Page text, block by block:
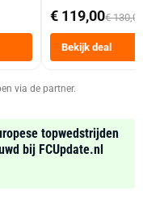
Dubbele Mand 9
Tot 6 Personen
Heteluchtfriteuse
Zwart
€ 119,00€ 130,00
Bekijk deal
via de partner.
topwedstrijden
bij FCUpdate.nl